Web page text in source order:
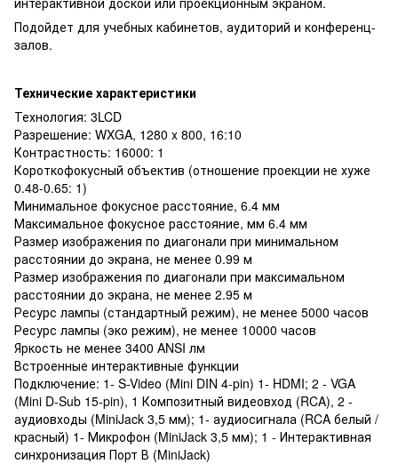
Подойдет для учебных кабинетов, аудиторий и конференц-
залов.
Технические характеристики
Технология: 3LCD
Разрешение: WXGA, 1280 x 800, 16:10
Контрастность: 16000: 1
Короткофокусный объектив (отношение проекции не хуже
0.48-0.65: 1)
Минимальное фокусное расстояние, 6.4 мм
Максимальное фокусное расстояние, мм 6.4 мм
Размер изображения по диагонали при минимальном
расстоянии до экрана, не менее 0.99 м
Размер изображения по диагонали при максимальном
расстоянии до экрана, не менее 2.95 м
Ресурс лампы (стандартный режим), не менее 5000 часов
Ресурс лампы (эко режим), не менее 10000 часов
Яркость не менее 3400 ANSI лм
Встроенные интерактивные функции
Подключение: 1- S-Video (Mini DIN 4-pin) 1- HDMI; 2 - VGA
(Mini D-Sub 15-pin), 1 Композитный видеовход (RCA), 2 -
аудиовходы (MiniJack 3,5 мм); 1- аудиосигнала (RCA белый /
красный) 1- Микрофон (MiniJack 3,5 мм); 1 - Интерактивная
синхронизация Порт В (MiniJack)